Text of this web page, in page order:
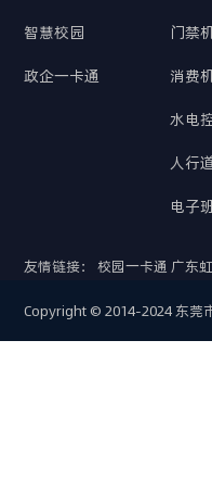
智慧校园
政企一卡通
门禁
消费
水电
人行
电子
友情链接： 校园一卡通 广东
Copyright © 2014-2024 东莞